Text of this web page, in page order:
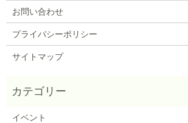
お問い合わせ
プライバシーポリシー
サイトマップ
イベント